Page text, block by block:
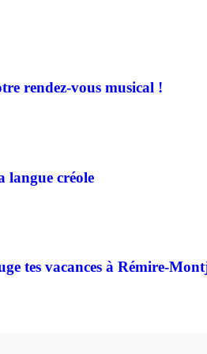
rendez-vous musical !
langue créole
tes vacances à Rémire-